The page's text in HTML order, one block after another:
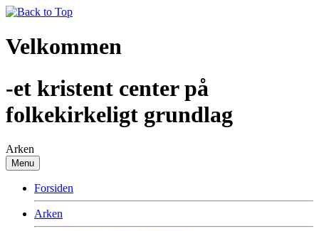
Velkommen
-et kristent center på
folkekirkeligt grundlag
Arken
Menu
Forsiden
Arken